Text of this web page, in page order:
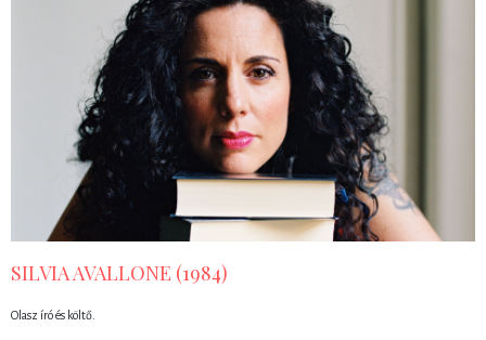
SILVIA AVALLONE (1984)
Olasz író és költő.